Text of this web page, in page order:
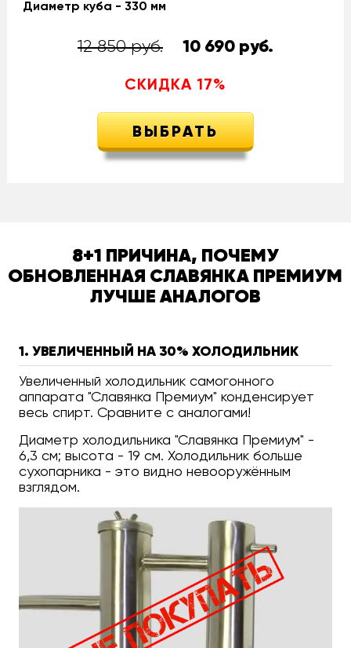
Диаметр куба - 330 мм
12 850 руб. 10 690руб.
СКИДКА 17%
ВЫБРАТЬ
8+1 ПРИЧИНА, ПОЧЕМУ
ОБНОВЛЕННАЯ СЛАВЯНКА ПРЕМИУМ
ЛУЧШЕ АНАЛОГОВ
1. УВЕЛИЧЕННЫЙ НА 30% ХОЛОДИЛЬНИК
Увеличенный холодильник самогонного
аппарата "Славянка Премиум" конденсирует
весь спирт. Сравните с аналогами!
Диаметр холодильника "Славянка Премиум" -
6,3 см; высота - 19 см. Холодильник больше
сухопарника - это видно невооружённым
взглядом.